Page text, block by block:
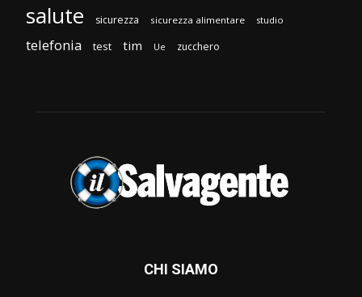
salute sicurezza sicurezza alimentare studio
telefonia test tim Ue zucchero
CHI SIAMO